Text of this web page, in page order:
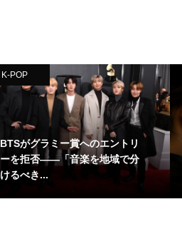
K-POP
BTSがグラミー賞へのエントリ
ーを拒否——「音楽を地域で分
けるべき...